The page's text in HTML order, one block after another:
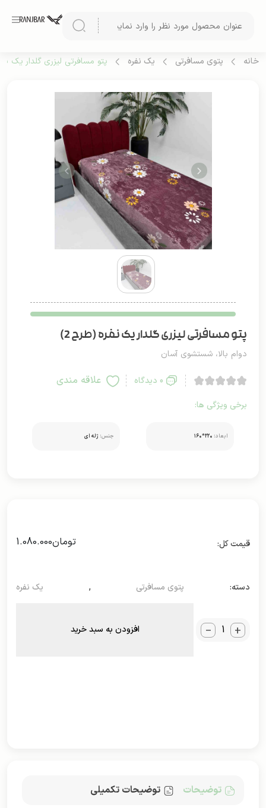
خانه پتوی مسافرتی یک نفره پتو مسافرتی لیزری گلدار یک
پتو مسافرتی لیزری گلدار یک نفره (طرح 2)
دوام بالا، شستشوی آسان
0 دیدگاه علاقه مندی
برخی ویژگی ها:
ابعاد: ۲۲۰*۱۶۰ جنس: ژله ای
تومان1.080.000
دسته: پتوی مسافرتی , یک نفره
_ + افزودن به سبد خرید
توضیحات توضیحات تکمیلی